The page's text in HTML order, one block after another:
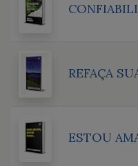
REFAÇA
ESTOU